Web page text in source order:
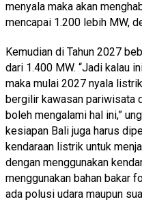
menyala maka akan
mencapai 1.200 lebih MW,
Kemudian di Tahun 2027
dari 1.400 MW. “Jadi kalau
maka mulai 2027 nyala
bergilir kawasan pariwisata
boleh mengalami hal ini,”
kesiapan Bali juga harus
kendaraan listrik untuk
dengan menggunakan
menggunakan bahan bakar
ada polusi udara maupun